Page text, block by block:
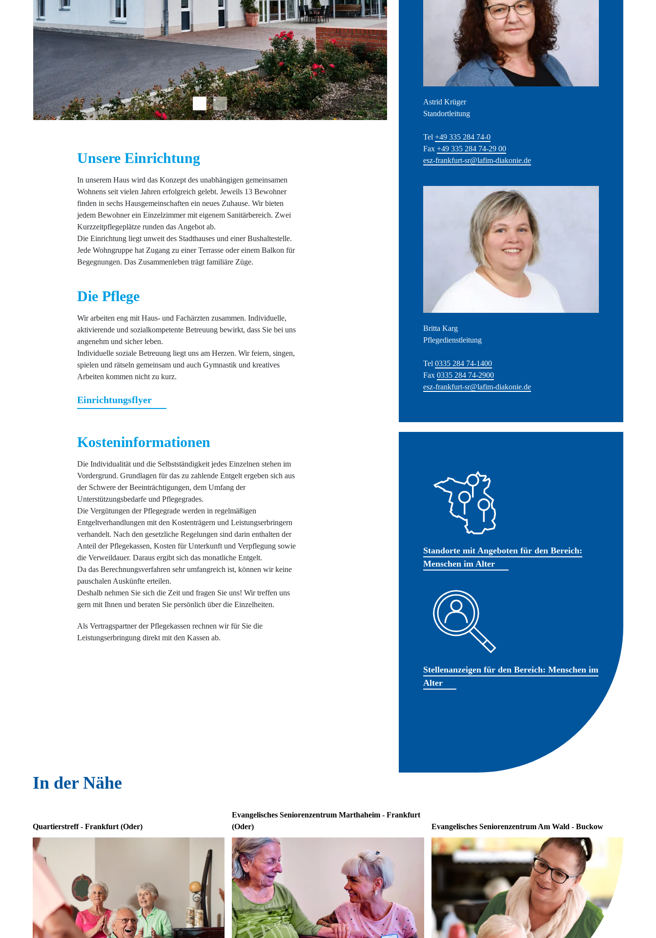
Unsere Einrichtung
In unserem Haus wird das Konzept des unabhängigen gemeinsamen
Wohnens seit vielen Jahren erfolgreich gelebt. Jeweils 13 Bewohner
finden in sechs Hausgemeinschaften ein neues Zuhause. Wir bieten
jedem Bewohner ein Einzelzimmer mit eigenem Sanitärbereich. Zwei
Kurzzeitpflegeplätze runden das Angebot ab.
Die Einrichtung liegt unweit des Stadthauses und einer Bushaltestelle.
Jede Wohngruppe hat Zugang zu einer Terrasse oder einem Balkon für
Begegnungen. Das Zusammenleben trägt familiäre Züge.
Die Pflege
Wir arbeiten eng mit Haus- und Fachärzten zusammen. Individuelle,
aktivierende und sozialkompetente Betreuung bewirkt, dass Sie bei uns
angenehm und sicher leben.
Individuelle soziale Betreuung liegt uns am Herzen. Wir feiern, singen,
spielen und rätseln gemeinsam und auch Gymnastik und kreatives
Arbeiten kommen nicht zu kurz.
Einrichtungsflyer
Kosteninformationen
Die Individualität und die Selbstständigkeit jedes Einzelnen stehen im
Vordergrund. Grundlagen für das zu zahlende Entgelt ergeben sich aus
der Schwere der Beeinträchtigungen, dem Umfang der
Unterstützungsbedarfe und Pflegegrades.
Die Vergütungen der Pflegegrade werden in regelmäßigen
Entgeltverhandlungen mit den Kostenträgern und Leistungserbringern
verhandelt. Nach den gesetzliche Regelungen sind darin enthalten der
Anteil der Pflegekassen, Kosten für Unterkunft und Verpflegung sowie
die Verweildauer. Daraus ergibt sich das monatliche Entgelt.
Da das Berechnungsverfahren sehr umfangreich ist, können wir keine
pauschalen Auskünfte erteilen.
Deshalb nehmen Sie sich die Zeit und fragen Sie uns! Wir treffen uns
gern mit Ihnen und beraten Sie persönlich über die Einzelheiten.
Als Vertragspartner der Pflegekassen rechnen wir für Sie die
Leistungserbringung direkt mit den Kassen ab.
Astrid Krüger
Standortleitung
Tel+49 335 284 74-0
Fax+49 335 284 74-29 00
esz-frankfurt-sr@lafim-diakonie.de
Britta Karg
Pflegedienstleitung
Tel0335 284 74-1400
Fax0335 284 74-2900
esz-frankfurt-sr@lafim-diakonie.de
Standorte mit Angeboten für den Bereich:
Menschen im Alter
Stellenanzeigen für den Bereich: Menschen im
Alter
In der Nähe
Quartierstreff - Frankfurt (Oder)
Evangelisches Seniorenzentrum Marthaheim - Frankfurt
(Oder)
Evangelisches Seniorenzentrum Am Wald - Buckow